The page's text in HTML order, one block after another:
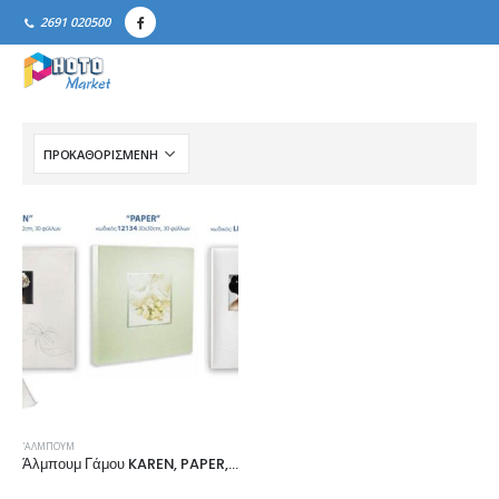
2691 020500
'ΑΛΜΠΟΥΜ
Άλμπουμ Γάμου KAREN, PAPER, LINDA